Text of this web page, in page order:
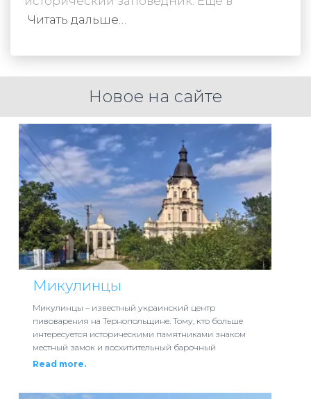
Читать дальше…
Новое на сайте
Микулинцы
Микулинцы – известный украинский центр
пивоварения на Тернопольщине. Тому, кто больше
интересуется историческими памятниками знаком
местный замок и восхитительный барочный
Read more.